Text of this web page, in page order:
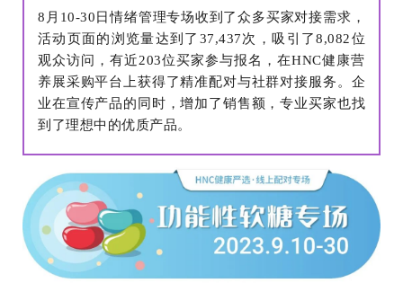
8月10-30日情绪管理专场收到了众多买家对接需求，
活动页面的浏览量达到了37,437次，吸引了8,082位
观众访问，有近203位买家参与报名，在HNC健康营
养展采购平台上获得了精准配对与社群对接服务。企
业在宣传产品的同时，增加了销售额，专业买家也找
到了理想中的优质产品。